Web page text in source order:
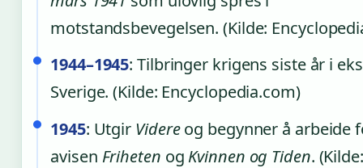
motstandsbevegelsen. (Kilde:
1944–1945: Tilbringer krigens siste år i
Sverige. (Kilde: Encyclopedia.com)
1945: Utgir Videreog begynner å arbeide
avisen Friheten og Kvinnen og Tiden. (Kilde: